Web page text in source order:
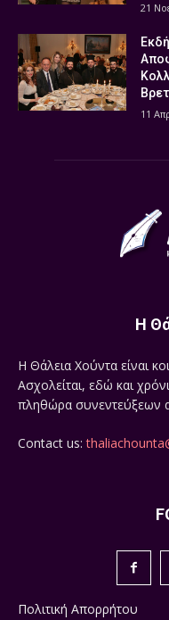
21
11
Η
Η Θάλεια Χούντα είναι
Ασχολείται, εδώ και
πληθώρα συνεντεύξεων
Contact us:
Πολιτική Απορρήτου